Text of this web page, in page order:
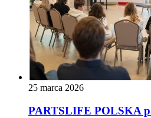
25 marca 2026
PARTSLIFE POLSKA